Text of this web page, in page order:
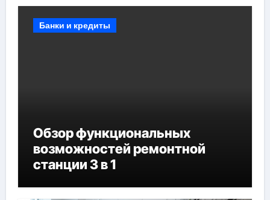
Банки и кредиты
Обзор функциональных
возможностей ремонтной
станции 3 в 1